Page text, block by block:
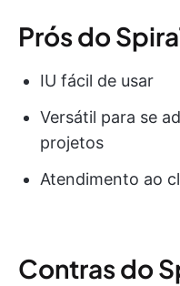
Prós do
IU fácil de usar
Versátil para se
projetos
Atendimento ao
Contras do